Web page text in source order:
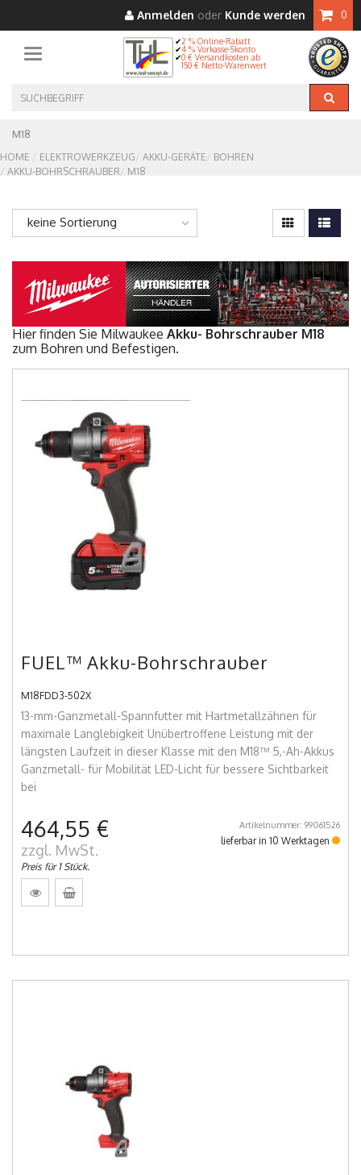
Anmelden oder Kunde werden 0
Toggle navigation
2 % Online-Rabatt
4 % Vorkasse-Skonto
0 € Versandkosten ab
150 € Netto-Warenwert
M18
HOME
ELEKTROWERKZEUG AKKU-GERÄTE
BOHREN
AKKU-BOHRSCHRAUBER
M18
keine Sortierung
Hier finden Sie Milwaukee Akku- Bohrschrauber M18
zum Bohren und Befestigen.
FUEL™ Akku-Bohrschrauber
M18FDD3-502X
13-mm-Ganzmetall-Spannfutter mit Hartmetallzähnen für
maximale Langlebigkeit Unübertroffene Leistung mit der
längsten Laufzeit in dieser Klasse mit den M18™ 5,-Ah-Akkus
Ganzmetall- für Mobilität LED-Licht für bessere Sichtbarkeit
bei
464,55 €
zzgl. MwSt.
Preis für 1 Stück.
Artikelnummer: 99061526
lieferbar in 10 Werktagen